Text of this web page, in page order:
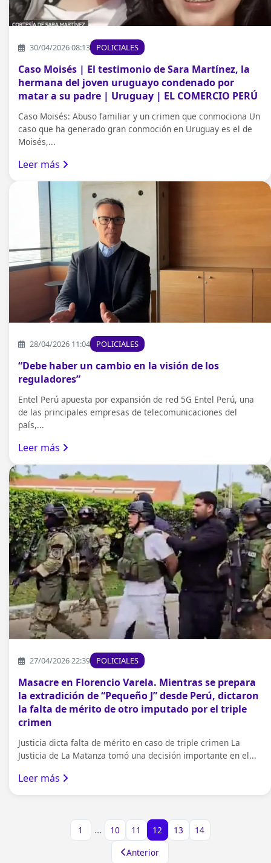
30/04/2026 08:13 POLICIALES
Caso Moisés | El testimonio de Sara Martínez, la
hermana del joven uruguayo condenado por
matar a su padre | Uruguay | EL COMERCIO PERÚ
Caso Moisés: Abuso familiar y un crimen que conmociona Un
caso que ha generado gran conmoción en Uruguay es el de
Moisés,...
Leer más
28/04/2026 11:04 POLICIALES
“Debe haber un cambio en la visión de los
reguladores”
Entel Perú apuesta por expansión de red 5G Entel Perú, una
de las principales empresas de telecomunicaciones del
país,...
Leer más
27/04/2026 22:39 POLICIALES
Masacre en Florencio Varela. Mientras se prepara
la extradición de “Pequeño J” desde Perú, dictaron
la falta de mérito de otro imputado por el triple
crimen
Justicia dicta falta de mérito en caso de triple crimen La
Justicia de La Matanza tomó una decisión importante en el...
Leer más
Anterior
1 ... 10 11 12 13 14